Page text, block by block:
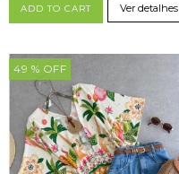
ADD TO CART Ver detalhes
49 % OFF